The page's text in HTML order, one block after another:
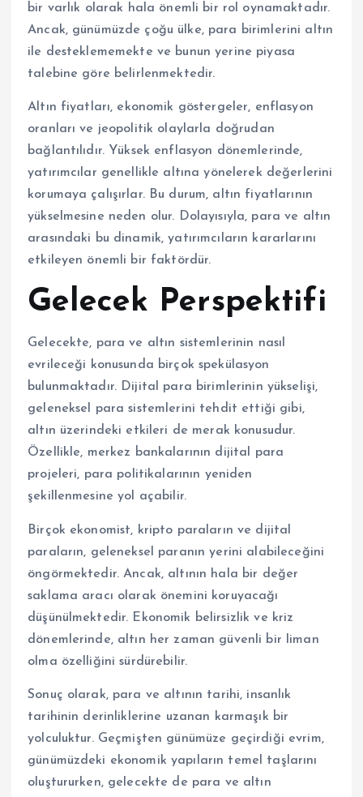
bir varlık olarak hala önemli bir rol oynamaktadır.
Ancak, günümüzde çoğu ülke, para birimlerini altın
ile desteklememekte ve bunun yerine piyasa
talebine göre belirlenmektedir.
Altın fiyatları, ekonomik göstergeler, enflasyon
oranları ve jeopolitik olaylarla doğrudan
bağlantılıdır. Yüksek enflasyon dönemlerinde,
yatırımcılar genellikle altına yönelerek değerlerini
korumaya çalışırlar. Bu durum, altın fiyatlarının
yükselmesine neden olur. Dolayısıyla, para ve altın
arasındaki bu dinamik, yatırımcıların kararlarını
etkileyen önemli bir faktördür.
Gelecek Perspektifi
Gelecekte, para ve altın sistemlerinin nasıl
evrileceği konusunda birçok spekülasyon
bulunmaktadır. Dijital para birimlerinin yükselişi,
geleneksel para sistemlerini tehdit ettiği gibi,
altın üzerindeki etkileri de merak konusudur.
Özellikle, merkez bankalarının dijital para
projeleri, para politikalarının yeniden
şekillenmesine yol açabilir.
Birçok ekonomist, kripto paraların ve dijital
paraların, geleneksel paranın yerini alabileceğini
öngörmektedir. Ancak, altının hala bir değer
saklama aracı olarak önemini koruyacağı
düşünülmektedir. Ekonomik belirsizlik ve kriz
dönemlerinde, altın her zaman güvenli bir liman
olma özelliğini sürdürebilir.
Sonuç olarak, para ve altının tarihi, insanlık
tarihinin derinliklerine uzanan karmaşık bir
yolculuktur. Geçmişten günümüze geçirdiği evrim,
günümüzdeki ekonomik yapıların temel taşlarını
oluştururken, gelecekte de para ve altın